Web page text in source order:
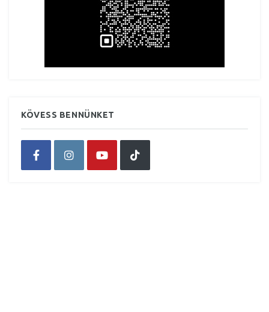
KÖVESS BENNÜNKET